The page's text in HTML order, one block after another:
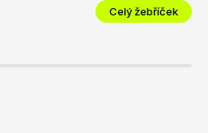
Celý žebříček